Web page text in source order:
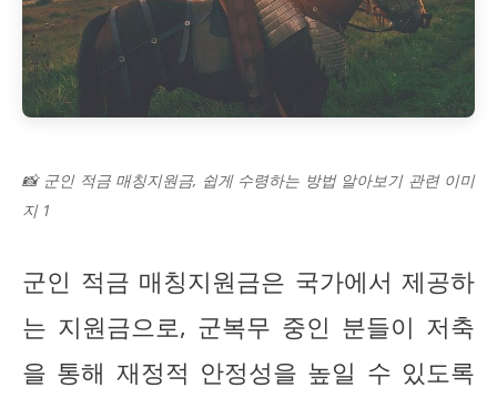
📸 군인 적금 매칭지원금, 쉽게 수령하는 방법 알아보기 관련 이미
지 1
군인 적금 매칭지원금은 국가에서 제공하
는 지원금으로, 군복무 중인 분들이 저축
을 통해 재정적 안정성을 높일 수 있도록